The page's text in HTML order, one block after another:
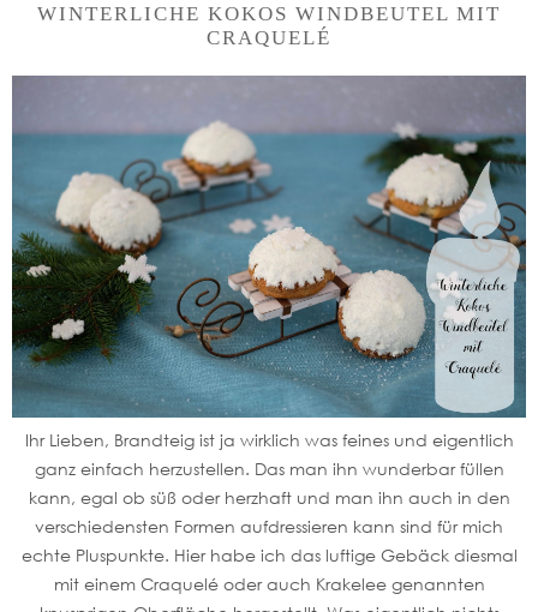
WINTERLICHE KOKOS WINDBEUTEL MIT
CRAQUELÉ
Ihr Lieben, Brandteig ist ja wirklich was feines und eigentlich
ganz einfach herzustellen. Das man ihn wunderbar füllen
kann, egal ob süß oder herzhaft und man ihn auch in den
verschiedensten Formen aufdressieren kann sind für mich
echte Pluspunkte. Hier habe ich das luftige Gebäck diesmal
mit einem Craquelé oder auch Krakelee genannten